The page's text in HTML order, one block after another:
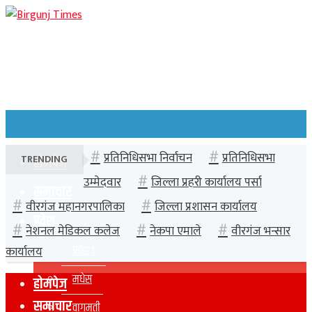
होमपेज
प्रदेश
मधेस
वागमती
TRENDING प्रतिनिधिसभा निर्वाचन
प्रतिनिधिसभा
उम्मेदवार
जिल्ला प्रहरी कार्यालय पर्सा
वीरगंज महानगरपालिका
जिल्ला प्रशासन कार्यालय
नेशनल मेडिकल कलेज
नेकपा एमाले
वीरगंज भन्सार
कार्यालय
होमपेज
समाचार